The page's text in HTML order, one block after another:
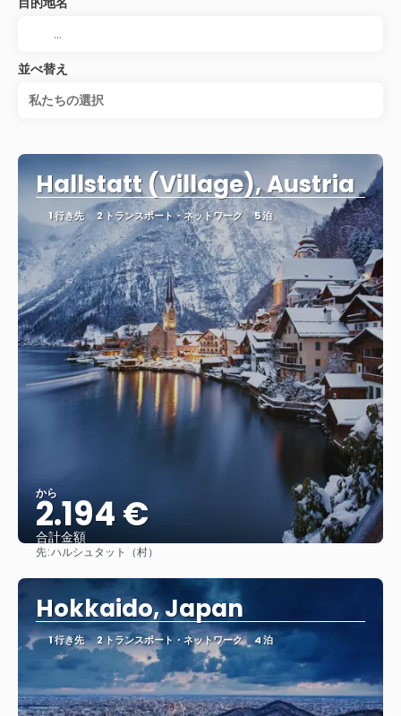
並べ替え
私たちの選択
Hallstatt (Village), Austria
1 行き先 2 トランスポート・ネットワーク 5 泊
から
2.194 €
合計金額
先:ハルシュタット（村）
Hokkaido, Japan
1 行き先 2 トランスポート・ネットワーク 4 泊